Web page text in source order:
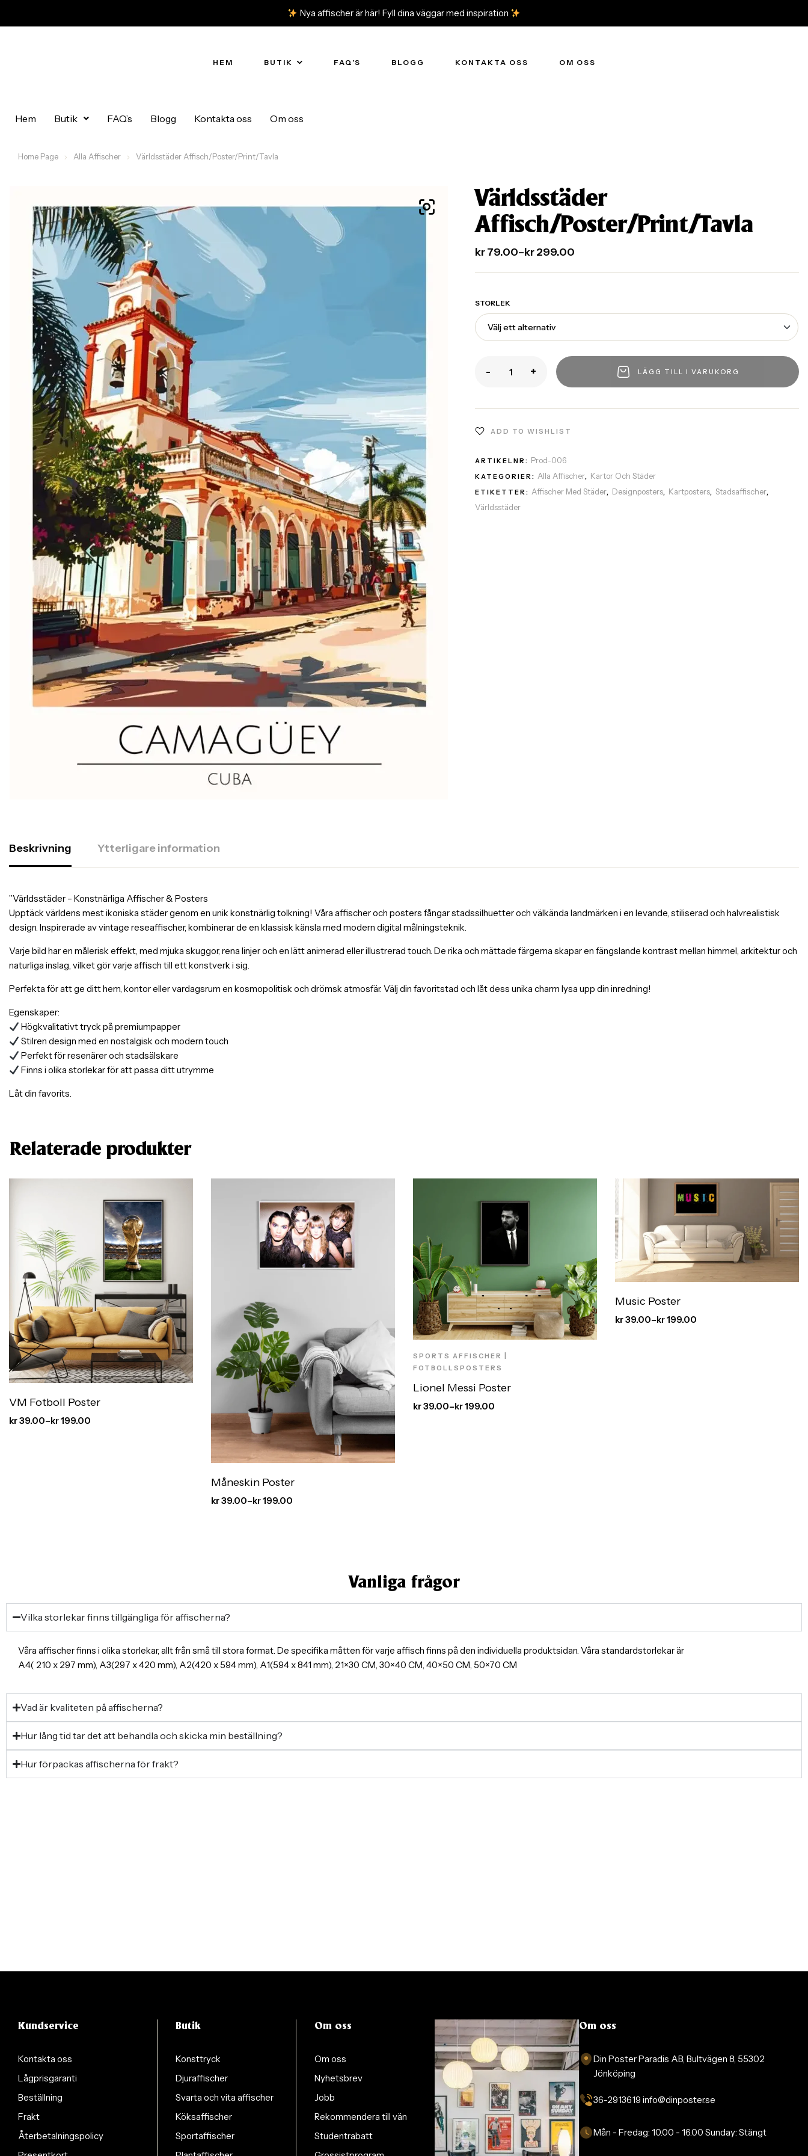
Nya affischer är här! Fyll dina väggar med inspiration
HEM BUTIK FAQ’S BLOGG KONTAKTA OSS OM OSS
Hem Butik FAQ’s Blogg Kontakta oss Om oss
Home Page Alla Affischer Världsstäder Affisch/Poster/Print/Tavla
Världsstäder
Affisch/Poster/Print/Tavla
kr79.00–kr299.00
STORLEK
- + LÄGG TILL I VARUKORG
ADD TO WISHLIST
ARTIKELNR: Prod-006
KATEGORIER:Alla Affischer, Kartor Och Städer
ETIKETTER:Affischer Med Städer, Designposters, Kartposters,Stadsaffischer,
Världsstäder
Beskrivning Ytterligare information
”Världsstäder – Konstnärliga Affischer & Posters
Upptäck världens mest ikoniska städer genom en unik konstnärlig tolkning! Våra affischer och posters fångar stadssilhuetter och välkända landmärken i en levande, stiliserad och halvrealistisk
design. Inspirerade av vintage reseaffischer, kombinerar de en klassisk känsla med modern digital målningsteknik.
Varje bild har en målerisk effekt, med mjuka skuggor, rena linjer och en lätt animerad eller illustrerad touch. De rika och mättade färgerna skapar en fängslande kontrast mellan himmel, arkitektur och
naturliga inslag, vilket gör varje affisch till ett konstverk i sig.
Perfekta för att ge ditt hem, kontor eller vardagsrum en kosmopolitisk och drömsk atmosfär. Välj din favoritstad och låt dess unika charm lysa upp din inredning!
Egenskaper:
Högkvalitativt tryck på premiumpapper
Stilren design med en nostalgisk och modern touch
Perfekt för resenärer och stadsälskare
Finns i olika storlekar för att passa ditt utrymme
Låt din favorits.
Relaterade produkter
VM Fotboll Poster
kr39.00–kr199.00
Måneskin Poster
kr39.00–kr199.00
SPORTS AFFISCHER |
FOTBOLLSPOSTERS
Lionel Messi Poster
kr39.00–kr199.00
Music Poster
kr39.00–kr199.00
Vanliga frågor
Vilka storlekar finns tillgängliga för affischerna?
Våra affischer finns i olika storlekar, allt från små till stora format. De specifika måtten för varje affisch finns på den individuella produktsidan. Våra standardstorlekar är
A4( 210 x 297 mm), A3(297 x 420 mm), A2(420 x 594 mm), A1(594 x 841 mm), 21×30 CM, 30×40 CM, 40×50 CM, 50×70 CM
Vad är kvaliteten på affischerna?
Hur lång tid tar det att behandla och skicka min beställning?
Hur förpackas affischerna för frakt?
Kundservice
Kontakta oss
Lågprisgaranti
Beställning
Frakt
Återbetalningspolicy
Butik
Konsttryck
Djuraffischer
Svarta och vita affischer
Köksaffischer
Sportaffischer
Om oss
Om oss
Nyhetsbrev
Jobb
Rekommendera till vän
Studentrabatt
Om oss
Din Poster Paradis AB, Bultvägen 8, 55302
Jönköping
36-2913619 info@dinposter.se​
Mån - Fredag:10.00 - 16.00Sunday:Stängt